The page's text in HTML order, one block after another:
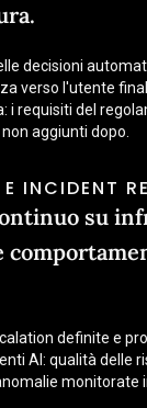
decisioni
verso l'utente
i requisiti del
aggiunti dopo.
INCIDENT
su
definite e
AI: qualità delle
monitorate